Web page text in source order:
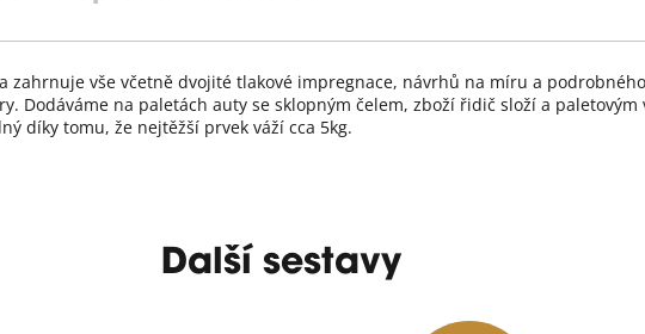
zahrnuje vše včetně dvojité tlakové impregnace, návrhů na míru a
Dodáváme na paletách auty se sklopným čelem, zboží řidič složí a
díky tomu, že nejtěžší prvek váží cca 5kg.
Další sestavy